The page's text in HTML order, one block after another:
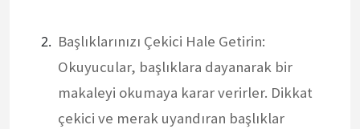
Başlıklarınızı Çekici Hale Getirin:
Okuyucular, başlıklara dayanarak bir
makaleyi okumaya karar verirler. Dikkat
çekici ve merak uyandıran başlıklar